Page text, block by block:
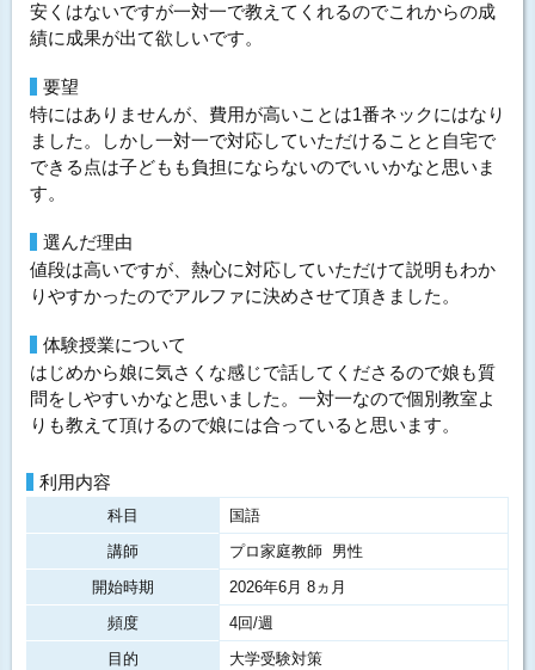
安くはないですが一対一で教えてくれるのでこれからの成
績に成果が出て欲しいです。
要望
特にはありませんが、費用が高いことは1番ネックにはなり
ました。しかし一対一で対応していただけることと自宅で
できる点は子どもも負担にならないのでいいかなと思いま
す。
選んだ理由
値段は高いですが、熱心に対応していただけて説明もわか
りやすかったのでアルファに決めさせて頂きました。
体験授業について
はじめから娘に気さくな感じで話してくださるので娘も質
問をしやすいかなと思いました。一対一なので個別教室よ
りも教えて頂けるので娘には合っていると思います。
利用内容
科目
国語
講師
プロ家庭教師 男性
開始時期
2026年6月 8ヵ月
頻度
4回/週
目的
大学受験対策